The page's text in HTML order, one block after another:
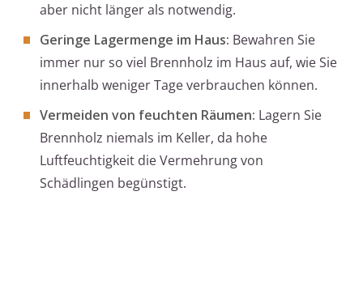
aber nicht länger als notwendig.
Geringe Lagermenge im Haus: Bewahren Sie
immer nur so viel Brennholz im Haus auf, wie Sie
innerhalb weniger Tage verbrauchen können.
Vermeiden von feuchten Räumen: Lagern Sie
Brennholz niemals im Keller, da hohe
Luftfeuchtigkeit die Vermehrung von
Schädlingen begünstigt.